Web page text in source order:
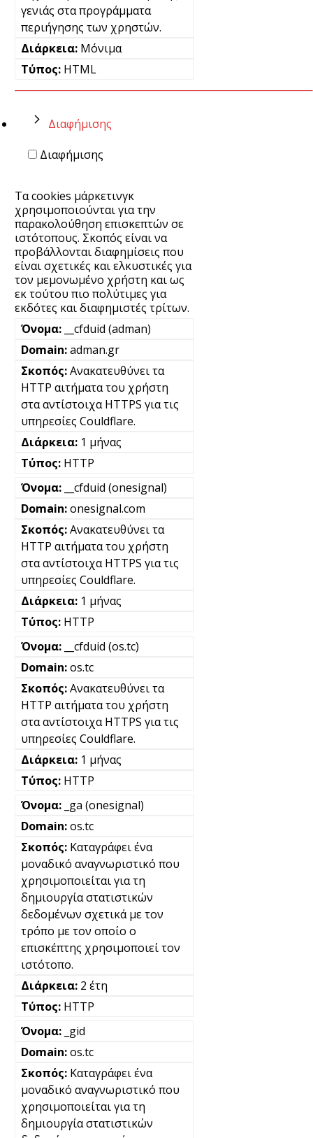
γενιάς στα προγράμματα
περιήγησης των χρηστών.
Μόνιμα
HTML
Διαφήμισης
Διαφήμισης
Τα cookies μάρκετινγκ
χρησιμοποιούνται για την
παρακολούθηση επισκεπτών σε
ιστότοπους. Σκοπός είναι να
προβάλλονται διαφημίσεις που
είναι σχετικές και ελκυστικές για
τον μεμονωμένο χρήστη και ως
εκ τούτου πιο πολύτιμες για
εκδότες και διαφημιστές τρίτων.
__cfduid (adman)
adman.gr
Ανακατευθύνει τα
HTTP αιτήματα του χρήστη
στα αντίστοιχα HTTPS για τις
υπηρεσίες Couldflare.
1 μήνας
HTTP
__cfduid (onesignal)
onesignal.com
Ανακατευθύνει τα
HTTP αιτήματα του χρήστη
στα αντίστοιχα HTTPS για τις
υπηρεσίες Couldflare.
1 μήνας
HTTP
__cfduid (os.tc)
os.tc
Ανακατευθύνει τα
HTTP αιτήματα του χρήστη
στα αντίστοιχα HTTPS για τις
υπηρεσίες Couldflare.
1 μήνας
HTTP
_ga (onesignal)
os.tc
Καταγράφει ένα
μοναδικό αναγνωριστικό που
χρησιμοποιείται για τη
δημιουργία στατιστικών
δεδομένων σχετικά με τον
τρόπο με τον οποίο ο
επισκέπτης χρησιμοποιεί τον
ιστότοπο.
2 έτη
HTTP
_gid
os.tc
Καταγράφει ένα
μοναδικό αναγνωριστικό που
χρησιμοποιείται για τη
δημιουργία στατιστικών